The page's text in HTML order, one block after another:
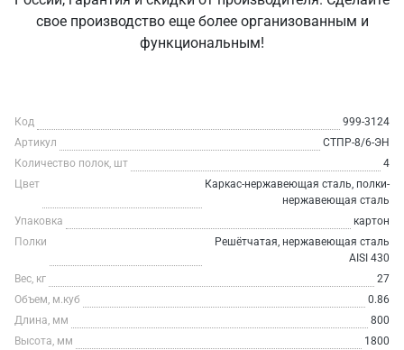
свое производство еще более организованным и
функциональным!
Код
999-3124
Артикул
СТПР-8/6-ЭН
Количество полок, шт
4
Цвет
Каркас-нержавеющая сталь, полки-
нержавеющая сталь
Упаковка
картон
Полки
Решётчатая, нержавеющая сталь
AISI 430
Вес, кг
27
Объем, м.куб
0.86
Длина, мм
800
Высота, мм
1800